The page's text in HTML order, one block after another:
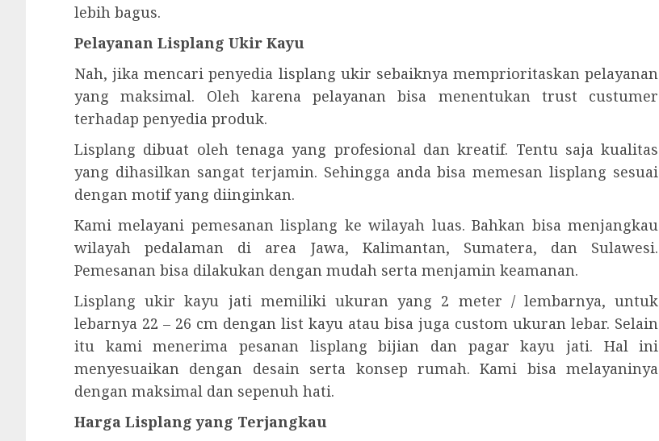
lebih bagus.
Pelayanan Lisplang Ukir Kayu
Nah, jika mencari penyedia lisplang ukir sebaiknya memprioritaskan pelayanan
yang maksimal. Oleh karena pelayanan bisa menentukan trust custumer
terhadap penyedia produk.
Lisplang dibuat oleh tenaga yang profesional dan kreatif. Tentu saja kualitas
yang dihasilkan sangat terjamin. Sehingga anda bisa memesan lisplang sesuai
dengan motif yang diinginkan.
Kami melayani pemesanan lisplang ke wilayah luas. Bahkan bisa menjangkau
wilayah pedalaman di area Jawa, Kalimantan, Sumatera, dan Sulawesi.
Pemesanan bisa dilakukan dengan mudah serta menjamin keamanan.
Lisplang ukir kayu jati memiliki ukuran yang 2 meter / lembarnya, untuk
lebarnya 22 – 26 cm dengan list kayu atau bisa juga custom ukuran lebar. Selain
itu kami menerima pesanan lisplang bijian dan pagar kayu jati. Hal ini
menyesuaikan dengan desain serta konsep rumah. Kami bisa melayaninya
dengan maksimal dan sepenuh hati.
Harga Lisplang yang Terjangkau